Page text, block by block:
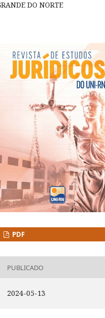
DO NORTE
PDF
PUBLICADO
2024-05-13